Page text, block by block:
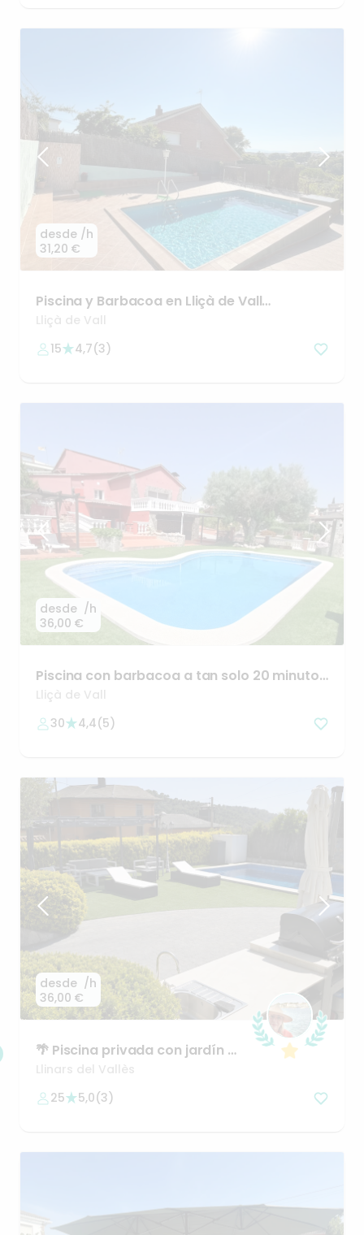
desde
31,20 €
/h
Piscina y Barbacoa en Lliçà de Vall
(Barcelona)
Lliçà de Vall
15
4,7(3)
desde
36,00 €
/h
Piscina con barbacoa a tan solo 20 minutos
de Barcelona
Lliçà de Vall
30
4,4(5)
desde
36,00 €
/h
🌴 Piscina privada con jardín y
zona chillout–
Llinars del Vallès
25
5,0(3)